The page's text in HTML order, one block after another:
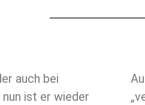
auch bei
ist er wieder